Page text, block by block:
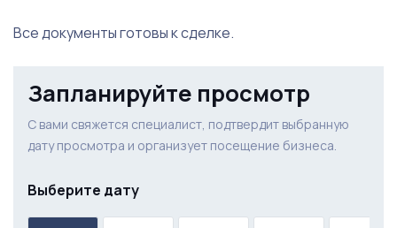
Все документы готовы к сделке.
Запланируйте просмотр
С вами свяжется специалист, подтвердит выбранную
дату просмотра и организует посещение бизнеса.
Выберите дату